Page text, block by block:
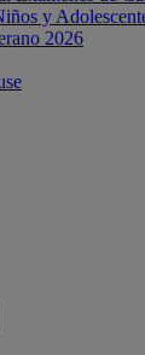
y
2026